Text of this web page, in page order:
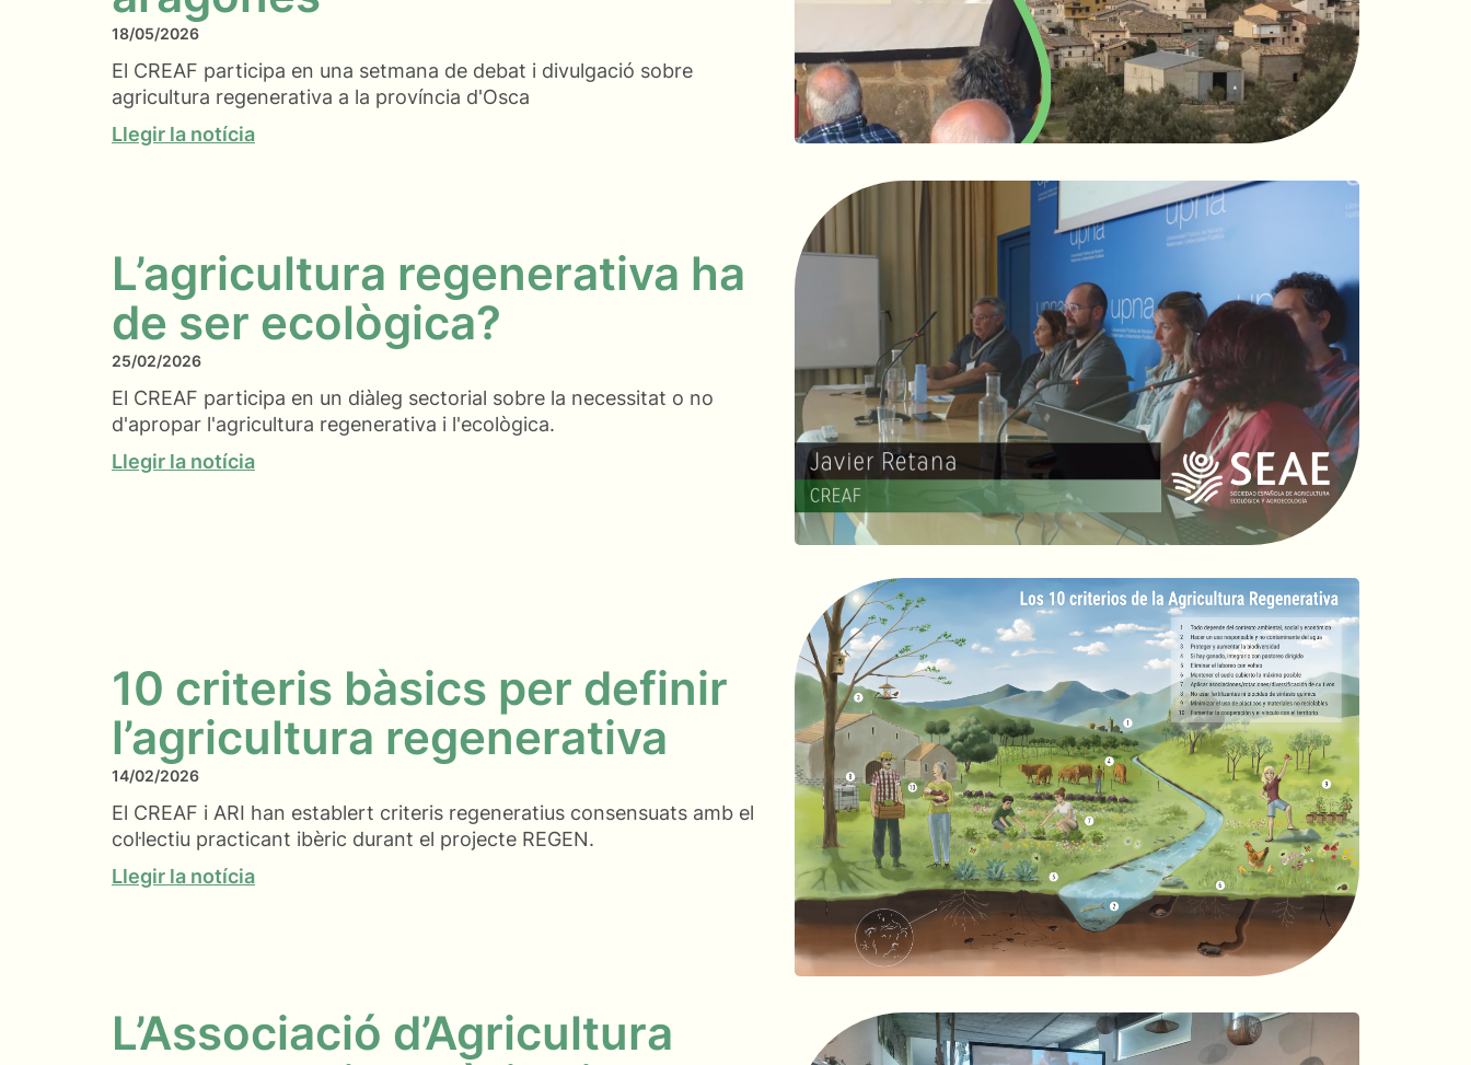
18/05/2026
El CREAF participa en una setmana de debat i divulgació sobre
agricultura regenerativa a la província d'Osca
Llegir la notícia
L’agricultura regenerativa ha
de ser ecològica?
25/02/2026
El CREAF participa en un diàleg sectorial sobre la necessitat o no
d'apropar l'agricultura regenerativa i l'ecològica.
Llegir la notícia
10 criteris bàsics per definir
l’agricultura regenerativa
14/02/2026
El CREAF i ARI han establert criteris regeneratius consensuats amb el
col·lectiu practicant ibèric durant el projecte REGEN.
Llegir la notícia
L’Associació d’Agricultura